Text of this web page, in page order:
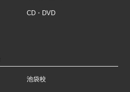
CD・DVD
池袋校